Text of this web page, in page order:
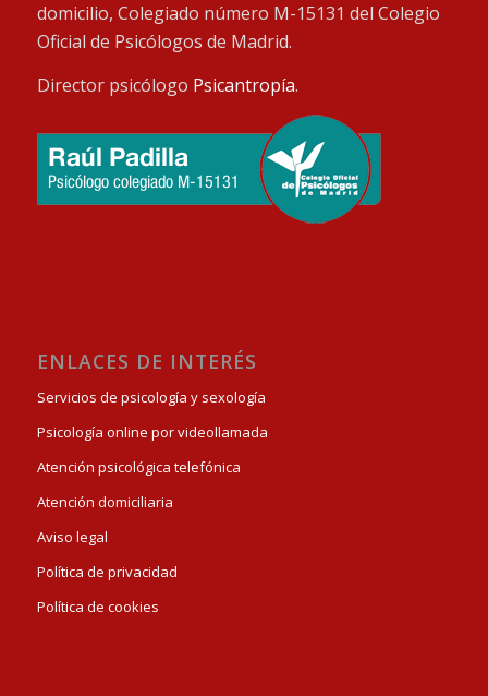
domicilio, Colegiado número M-15131 del Colegio
Oficial de Psicólogos de Madrid.
Director psicólogo Psicantropía.
ENLACES DE INTERÉS
Servicios de psicología y sexología
Psicología online por videollamada
Atención psicológica telefónica
Atención domiciliaria
Aviso legal
Política de privacidad
Política de cookies